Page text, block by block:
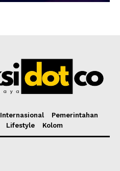
Internasional
Pemerintahan
Lifestyle Kolom